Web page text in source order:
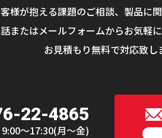
様が抱える課題のご相談、 製品に
またはメールフォームからお気軽
お見積もり無料で対応致し
22-4865
〜17:30(月〜金)